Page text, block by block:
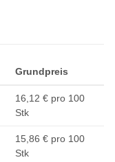
Grundpreis
16,12 € pro 100
Stk
15,86 € pro 100
Stk